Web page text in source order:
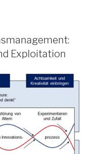
Exploitation